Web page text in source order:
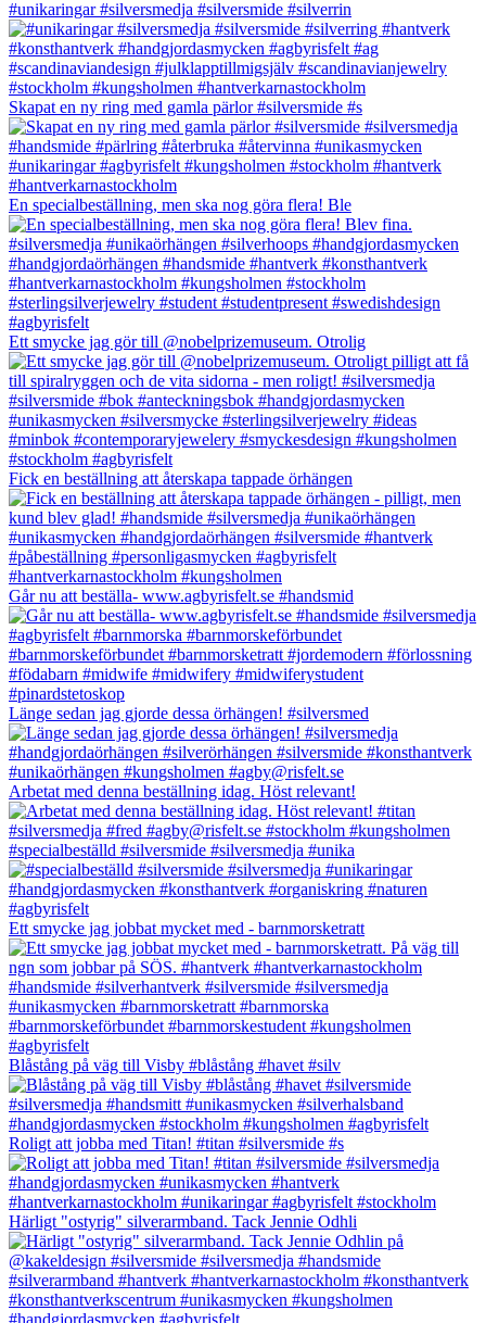
#unikaringar #silversmedja #silversmide #silverrin
Skapat en ny ring med gamla pärlor #silversmide #s
En specialbeställning, men ska nog göra flera! Ble
Ett smycke jag gör till @nobelprizemuseum. Otrolig
Fick en beställning att återskapa tappade örhängen
Går nu att beställa- www.agbyrisfelt.se #handsmid
Länge sedan jag gjorde dessa örhängen! #silversmed
Arbetat med denna beställning idag. Höst relevant!
#specialbeställd #silversmide #silversmedja #unika
Ett smycke jag jobbat mycket med - barnmorsketratt
Blåstång på väg till Visby #blåstång #havet #silv
Roligt att jobba med Titan! #titan #silversmide #s
Härligt "ostyrig" silverarmband. Tack Jennie Odhli